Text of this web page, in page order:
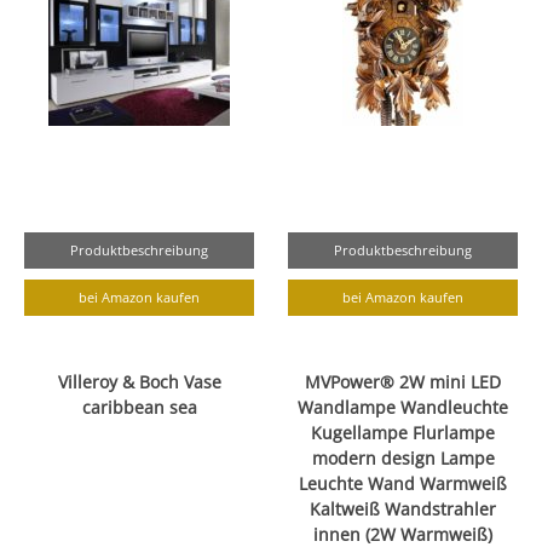
Produktbeschreibung
bei Amazon kaufen
Produktbeschreibung
bei Amazon kaufen
Villeroy & Boch Vase
caribbean sea
MVPower® 2W mini LED
Wandlampe Wandleuchte
Kugellampe Flurlampe
modern design Lampe
Leuchte Wand Warmweiß
Kaltweiß Wandstrahler
innen (2W Warmweiß)